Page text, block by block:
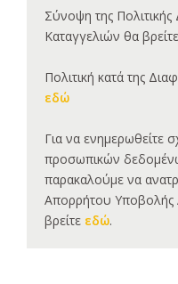
Σύνοψη της
Καταγγελιών θα βρείτε
Πολιτική κατά της
εδώ
Για να ενημερωθείτε
προσωπικών
παρακαλούμε να
Απορρήτου
βρείτε εδώ.